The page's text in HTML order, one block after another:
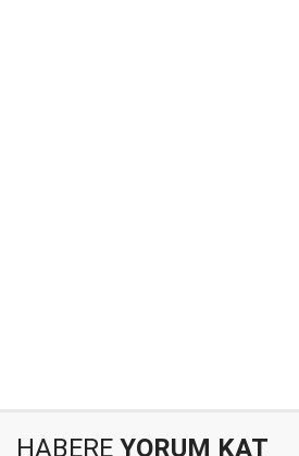
HABERE YORUM KAT